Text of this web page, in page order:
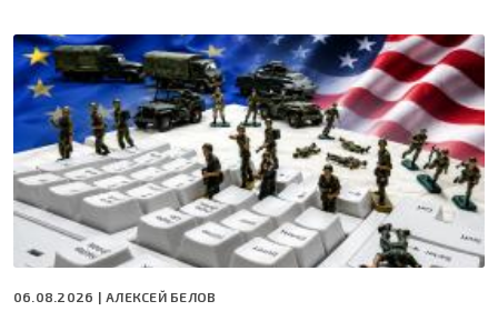
06.08.2026 |АЛЕКСЕЙ БЕЛОВ